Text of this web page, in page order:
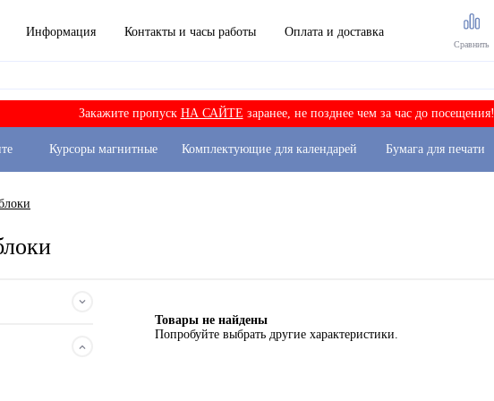
Информация Контакты и часы работы Оплата и доставка
Сравнить
Закажите пропуск НА САЙТЕ заранее, не позднее чем за час до посещения!
Курсоры магнитные Комплектующие для календарей Бумага для печати
Товары не найдены
Попробуйте выбрать другие характеристики.